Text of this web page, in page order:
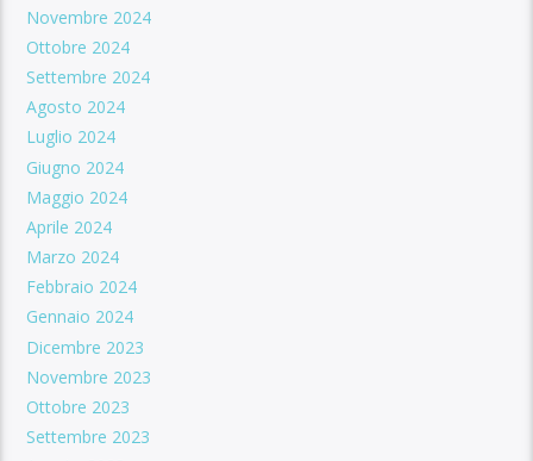
Novembre 2024
Ottobre 2024
Settembre 2024
Agosto 2024
Luglio 2024
Giugno 2024
Maggio 2024
Aprile 2024
Marzo 2024
Febbraio 2024
Gennaio 2024
Dicembre 2023
Novembre 2023
Ottobre 2023
Settembre 2023